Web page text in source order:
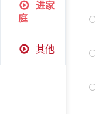
进家
庭
其他